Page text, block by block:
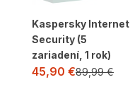
Kaspersky Internet
Security (5
zariadení, 1 rok)
45,90 €89,99€